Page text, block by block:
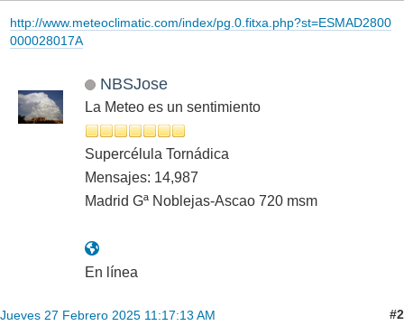
http://www.meteoclimatic.com/index/pg.0.fitxa.php?st=ESMAD2800
000028017A
NBSJose
La Meteo es un sentimiento
Supercélula Tornádica
Mensajes: 14,987
Madrid Gª Noblejas-Ascao 720 msm
En línea
Jueves 27 Febrero 2025 11:17:13 AM #2